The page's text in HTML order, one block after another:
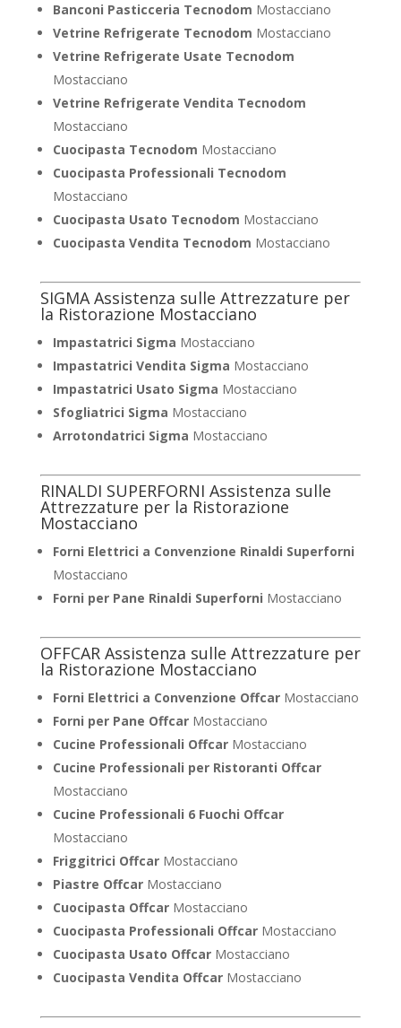
Banconi Pasticceria Tecnodom Mostacciano
Vetrine Refrigerate Tecnodom Mostacciano
Vetrine Refrigerate Usate Tecnodom
Mostacciano
Vetrine Refrigerate Vendita Tecnodom
Mostacciano
Cuocipasta Tecnodom Mostacciano
Cuocipasta Professionali Tecnodom
Mostacciano
Cuocipasta Usato Tecnodom Mostacciano
Cuocipasta Vendita Tecnodom Mostacciano
SIGMA Assistenza sulle Attrezzature per
la Ristorazione Mostacciano
Impastatrici Sigma Mostacciano
Impastatrici Vendita Sigma Mostacciano
Impastatrici Usato Sigma Mostacciano
Sfogliatrici Sigma Mostacciano
Arrotondatrici Sigma Mostacciano
RINALDI SUPERFORNI Assistenza sulle
Attrezzature per la Ristorazione
Mostacciano
Forni Elettrici a Convenzione Rinaldi Superforni
Mostacciano
Forni per Pane Rinaldi Superforni Mostacciano
OFFCAR Assistenza sulle Attrezzature per
la Ristorazione Mostacciano
Forni Elettrici a Convenzione OffcarMostacciano
Forni per Pane OffcarMostacciano
Cucine Professionali OffcarMostacciano
Cucine Professionali per Ristoranti Offcar
Mostacciano
Cucine Professionali 6 Fuochi Offcar
Mostacciano
Friggitrici OffcarMostacciano
Piastre OffcarMostacciano
Cuocipasta OffcarMostacciano
Cuocipasta Professionali OffcarMostacciano
Cuocipasta Usato OffcarMostacciano
Cuocipasta Vendita OffcarMostacciano